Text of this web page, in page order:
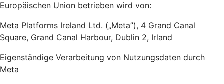
Europäischen Union betrieben wird von:
Meta Platforms Ireland Ltd. („Meta”), 4 Grand Canal
Square, Grand Canal Harbour, Dublin 2, Irland
Eigenständige Verarbeitung von Nutzungsdaten durch
Meta